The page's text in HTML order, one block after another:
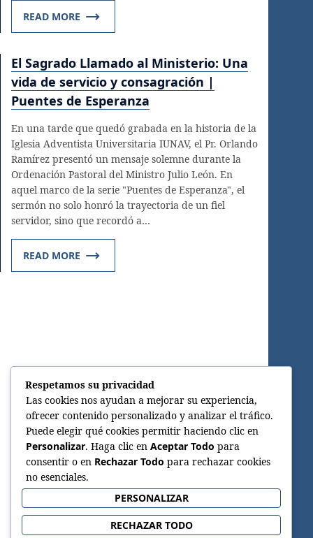
READ MORE
El Sagrado Llamado al Ministerio: Una
vida de servicio y consagración |
Puentes de Esperanza
En una tarde que quedó grabada en la historia de la
Iglesia Adventista Universitaria IUNAV, el Pr. Orlando
Ramírez presentó un mensaje solemne durante la
Ordenación Pastoral del Ministro Julio León. En
aquel marco de la serie "Puentes de Esperanza", el
sermón no solo honró la trayectoria de un fiel
servidor, sino que recordó a…
READ MORE
Respetamos su privacidad
Las cookies nos ayudan a mejorar su experiencia,
ofrecer contenido personalizado y analizar el tráfico.
Puede elegir qué cookies permitir haciendo clic en
Personalizar. Haga clic en Aceptar Todo para
consentir o en Rechazar Todo para rechazar cookies
no esenciales.
PERSONALIZAR
RECHAZAR TODO